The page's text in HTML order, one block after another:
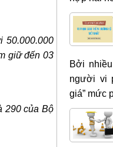
50.000.000
giữ đến 03
290 của Bộ
Bởi
người vi
giá” mức